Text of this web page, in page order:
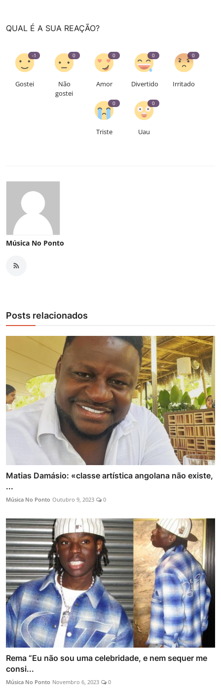
QUAL É A SUA REAÇÃO?
-1
Gostei
0
Não
gostei
0
Amor
0
Divertido
0
Irritado
0
Triste
0
Uau
Música No Ponto
Posts relacionados
Matias Damásio: «classe artística angolana não existe,
...
Música No Ponto Outubro 9, 2023 0
Rema “Eu não sou uma celebridade, e nem sequer me
consi...
Música No Ponto Novembro 6, 2023 0